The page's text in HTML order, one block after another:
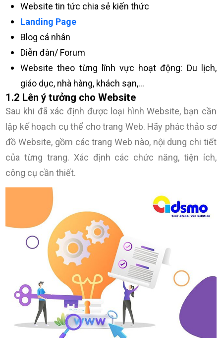
Website tin tức chia sẻ kiến thức
Landing Page
Blog cá nhân
Diễn đàn/ Forum
Website theo từng lĩnh vực hoạt động: Du lịch,
giáo dục, nhà hàng, khách sạn,…
1.2 Lên ý tưởng cho Website
Sau khi đã xác định được loại hình Website, bạn cần
lập kế hoạch cụ thể cho trang Web. Hãy phác thảo sơ
đồ Website, gồm các trang Web nào, nội dung chi tiết
của từng trang. Xác định các chức năng, tiện ích,
công cụ cần thiết.